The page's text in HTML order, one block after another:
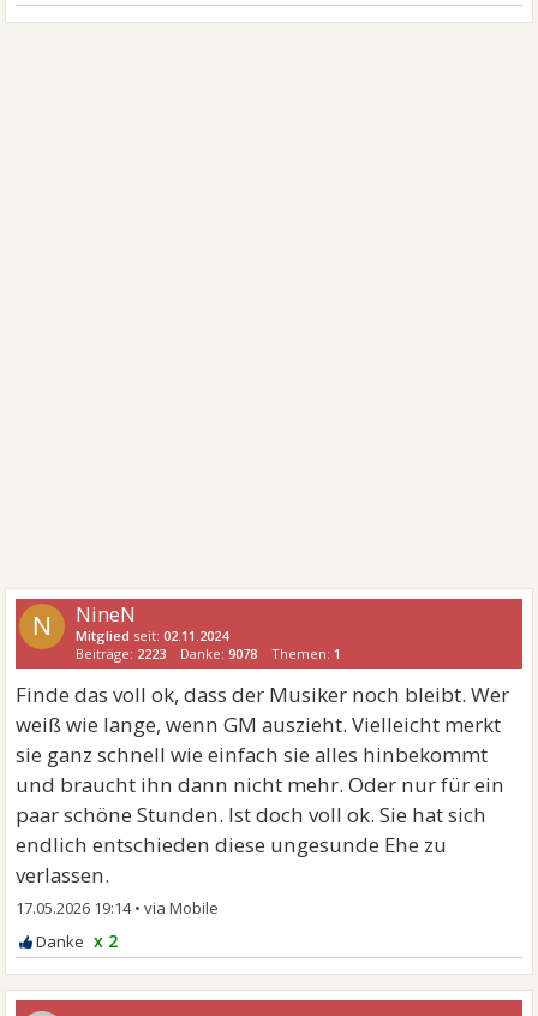
N NineN
Mitglied seit:02.11.2024
Beiträge: 2223 Danke:9078 Themen: 1
Finde das voll ok, dass der Musiker noch bleibt. Wer
weiß wie lange, wenn GM auszieht. Vielleicht merkt
sie ganz schnell wie einfach sie alles hinbekommt
und braucht ihn dann nicht mehr. Oder nur für ein
paar schöne Stunden. Ist doch voll ok. Sie hat sich
endlich entschieden diese ungesunde Ehe zu
verlassen.
17.05.2026 19:14•
x 2